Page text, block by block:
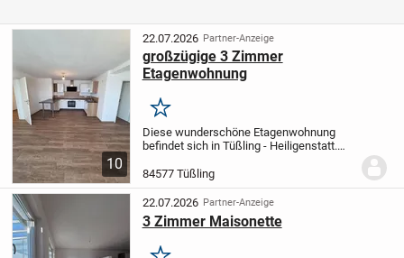
Denkmalhauses – sofort
frei
10
22.07.2026 Partner-Anzeige
großzügige 3 Zimmer
Etagenwohnung
Merken
Diese wunderschöne Etagenwohnung
befindet sich in Tüßling - Heiligenstatt.
in dem Bestandsbau (dieser wurde 1967
erbaut und 2022 vollständig kernsaniert).
Das...
84577 Tüßling
22.07.2026 Partner-Anzeige
3 Zimmer Maisonette